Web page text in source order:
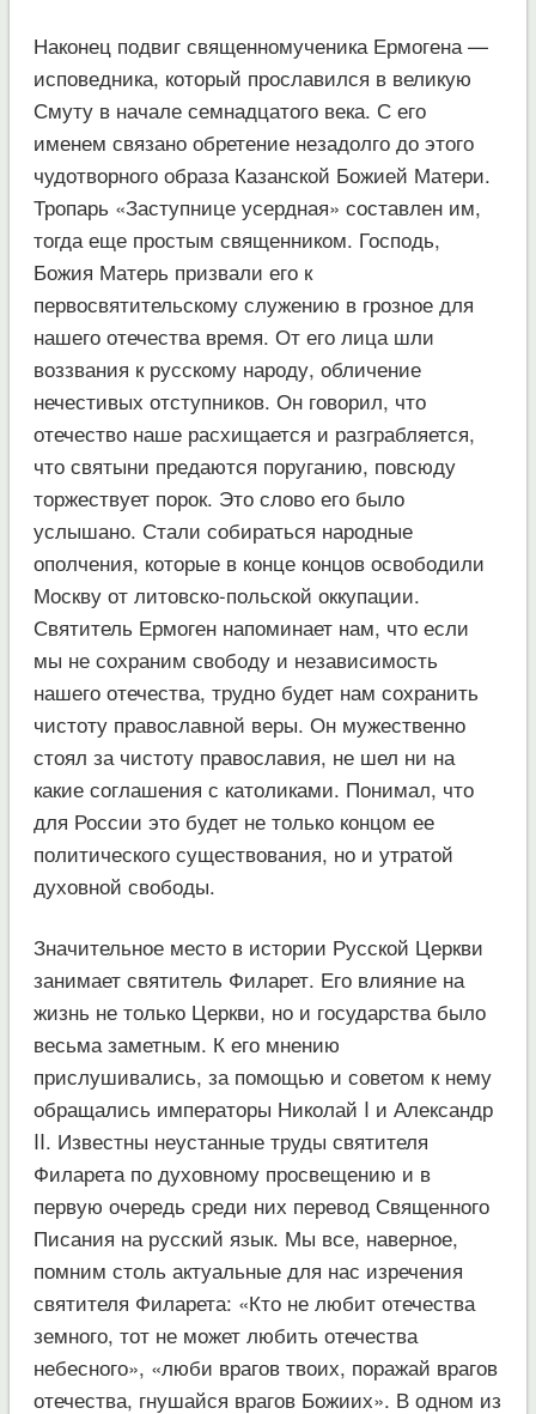
Наконец подвиг священномученика Ермогена —
исповедника, который прославился в великую
Смуту в начале семнадцатого века. С его
именем связано обретение незадолго до этого
чудотворного образа Казанской Божией Матери.
Тропарь «Заступнице усердная» составлен им,
тогда еще простым священником. Господь,
Божия Матерь призвали его к
первосвятительскому служению в грозное для
нашего отечества время. От его лица шли
воззвания к русскому народу, обличение
нечестивых отступников. Он говорил, что
отечество наше расхищается и разграбляется,
что святыни предаются поруганию, повсюду
торжествует порок. Это слово его было
услышано. Стали собираться народные
ополчения, которые в конце концов освободили
Москву от литовско-польской оккупации.
Святитель Ермоген напоминает нам, что если
мы не сохраним свободу и независимость
нашего отечества, трудно будет нам сохранить
чистоту православной веры. Он мужественно
стоял за чистоту православия, не шел ни на
какие соглашения с католиками. Понимал, что
для России это будет не только концом ее
политического существования, но и утратой
духовной свободы.
Значительное место в истории Русской Церкви
занимает святитель Филарет. Его влияние на
жизнь не только Церкви, но и государства было
весьма заметным. К его мнению
прислушивались, за помощью и советом к нему
обращались императоры Николай I и Александр
II. Известны неустанные труды святителя
Филарета по духовному просвещению и в
первую очередь среди них перевод Священного
Писания на русский язык. Мы все, наверное,
помним столь актуальные для нас изречения
святителя Филарета: «Кто не любит отечества
земного, тот не может любить отечества
небесного», «люби врагов твоих, поражай врагов
отечества, гнушайся врагов Божиих». В одном из